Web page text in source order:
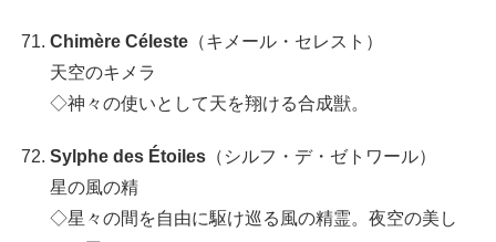
Chimère Céleste （キメール・セレスト）
天空のキメラ
◇神々の使いとして天を翔ける合成獣。
Sylphe des Étoiles （シルフ・デ・ゼトワール）
星の風の精
◇星々の間を自由に駆け巡る風の精霊。夜空の美し